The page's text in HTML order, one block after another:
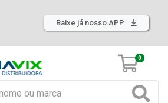
Baixe já nosso APP
0